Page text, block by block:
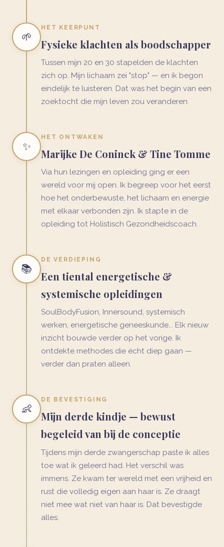
🌱
HET KEERPUNT
Fysieke klachten als boodschapper
Tussen mijn 20 en 30 stapelden de klachten
zich op. Mijn lichaam zei "stop" — en ik begon
eindelijk te luisteren. Dat was het begin van een
zoektocht die mijn leven zou veranderen.
✨
HET ONTWAKEN
Marijke De Coninck & Tine Tomme
Via hun lezingen en opleiding ging er een
wereld voor mij open. Ik begreep voor het eerst
hoe het onderbewuste, het lichaam en energie
met elkaar verbonden zijn. Ik stapte in de
opleiding tot Holistisch Gezondheidscoach.
📚
DE VERDIEPING
Een tiental energetische &
systemische opleidingen
SoulBodyFusion, Innersound, systemisch
werken, energetische geneeskunde... Elk nieuw
inzicht bouwde verder op het vorige. Ik
ontdekte methodes die écht diep gaan —
verder dan praten alleen.
👶
DE BEVESTIGING
Mijn derde kindje — bewust
begeleid van bij de conceptie
Tijdens mijn derde zwangerschap paste ik alles
toe wat ik geleerd had. Het verschil was
immens. Ze kwam ter wereld met een vrijheid en
rust die volledig eigen aan haar is. Ze draagt
niet mee wat niet van haar is. Dat bevestigde
alles.